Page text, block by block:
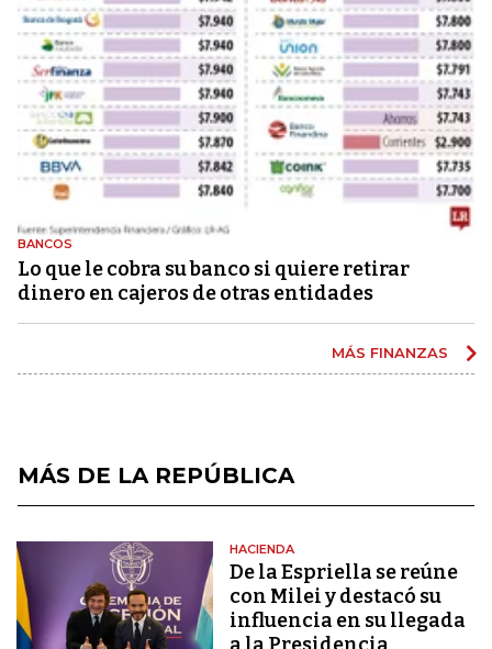
BANCOS
Lo que le cobra su banco si quiere retirar
dinero en cajeros de otras entidades
MÁS FINANZAS
MÁS DE LA REPÚBLICA
HACIENDA
De la Espriella se reúne
con Milei y destacó su
influencia en su llegada